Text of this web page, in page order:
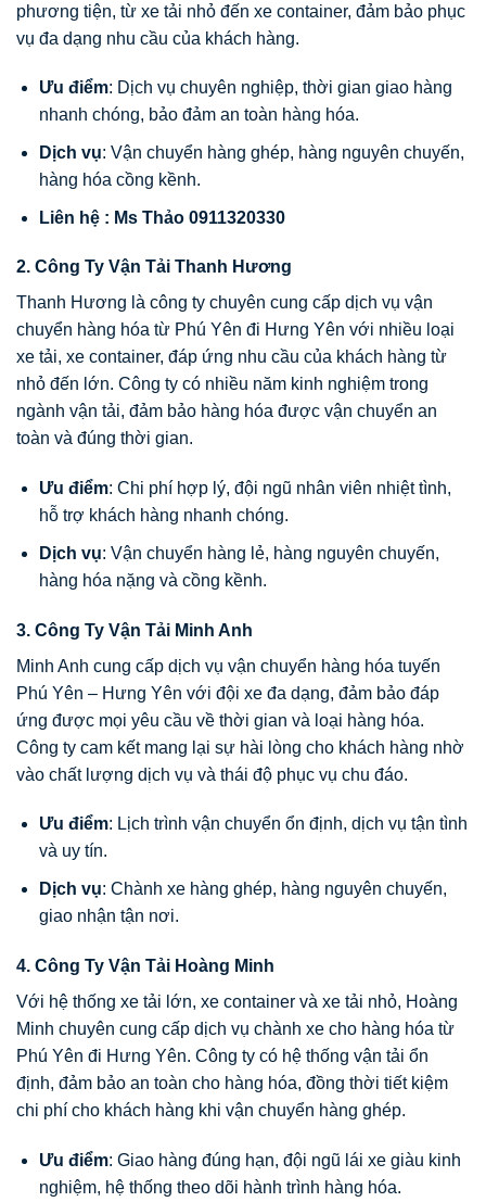
phương tiện, từ xe tải nhỏ đến xe container, đảm bảo phục
vụ đa dạng nhu cầu của khách hàng.
Ưu điểm: Dịch vụ chuyên nghiệp, thời gian giao hàng
nhanh chóng, bảo đảm an toàn hàng hóa.
Dịch vụ: Vận chuyển hàng ghép, hàng nguyên chuyến,
hàng hóa cồng kềnh.
Liên hệ : Ms Thảo 0911320330
2. Công Ty Vận Tải Thanh Hương
Thanh Hương là công ty chuyên cung cấp dịch vụ vận
chuyển hàng hóa từ Phú Yên đi Hưng Yên với nhiều loại
xe tải, xe container, đáp ứng nhu cầu của khách hàng từ
nhỏ đến lớn. Công ty có nhiều năm kinh nghiệm trong
ngành vận tải, đảm bảo hàng hóa được vận chuyển an
toàn và đúng thời gian.
Ưu điểm: Chi phí hợp lý, đội ngũ nhân viên nhiệt tình,
hỗ trợ khách hàng nhanh chóng.
Dịch vụ: Vận chuyển hàng lẻ, hàng nguyên chuyến,
hàng hóa nặng và cồng kềnh.
3. Công Ty Vận Tải Minh Anh
Minh Anh cung cấp dịch vụ vận chuyển hàng hóa tuyến
Phú Yên – Hưng Yên với đội xe đa dạng, đảm bảo đáp
ứng được mọi yêu cầu về thời gian và loại hàng hóa.
Công ty cam kết mang lại sự hài lòng cho khách hàng nhờ
vào chất lượng dịch vụ và thái độ phục vụ chu đáo.
Ưu điểm: Lịch trình vận chuyển ổn định, dịch vụ tận tình
và uy tín.
Dịch vụ: Chành xe hàng ghép, hàng nguyên chuyến,
giao nhận tận nơi.
4. Công Ty Vận Tải Hoàng Minh
Với hệ thống xe tải lớn, xe container và xe tải nhỏ, Hoàng
Minh chuyên cung cấp dịch vụ chành xe cho hàng hóa từ
Phú Yên đi Hưng Yên. Công ty có hệ thống vận tải ổn
định, đảm bảo an toàn cho hàng hóa, đồng thời tiết kiệm
chi phí cho khách hàng khi vận chuyển hàng ghép.
Ưu điểm: Giao hàng đúng hạn, đội ngũ lái xe giàu kinh
nghiệm, hệ thống theo dõi hành trình hàng hóa.